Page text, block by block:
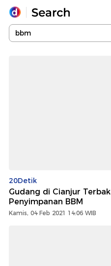
Yang sedang ramai dicari
20Detik
Gudang di Cianjur
Penyimpanan BBM
Kamis, 04 Feb 2021 14:06 WIB